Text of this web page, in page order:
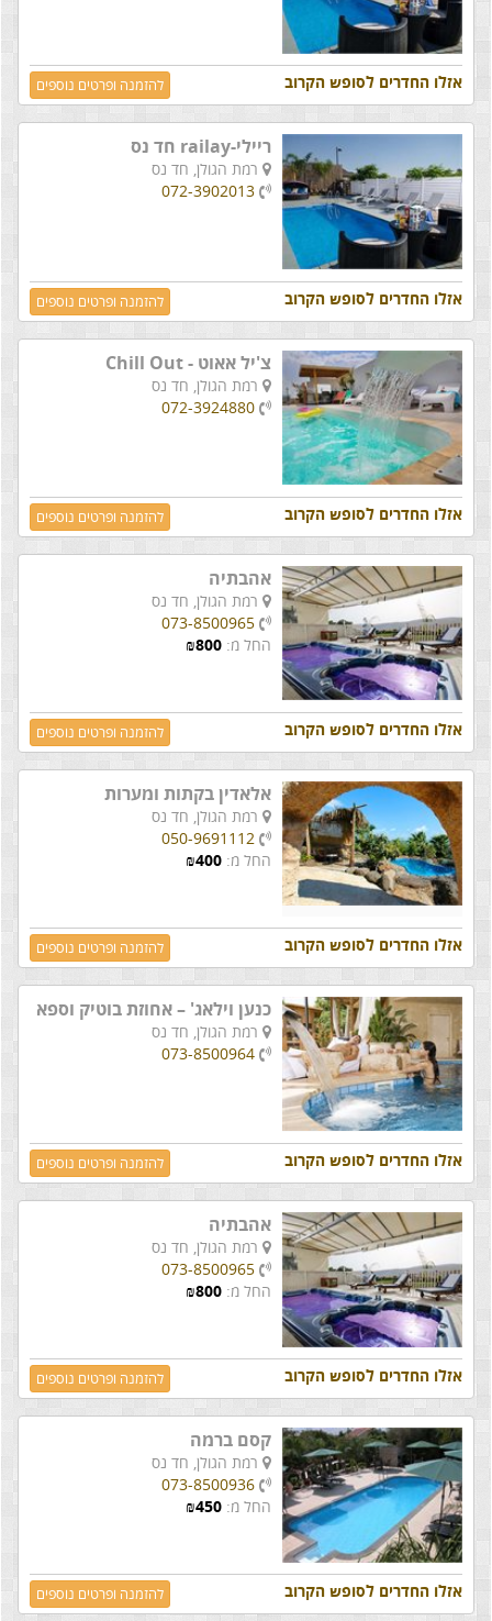
אזלו החדרים לסופש הקרוב להזמנה ופרטים נוספים
ריילי-railay חד נס
רמת הגולן, חד נס
072-3902013
אזלו החדרים לסופש הקרוב להזמנה ופרטים נוספים
צ'יל אאוט - Chill Out
רמת הגולן, חד נס
072-3924880
אזלו החדרים לסופש הקרוב להזמנה ופרטים נוספים
אהבתיה
רמת הגולן, חד נס
073-8500965
החל מ:
₪800
אזלו החדרים לסופש הקרוב להזמנה ופרטים נוספים
אלאדין בקתות ומערות
רמת הגולן, חד נס
050-9691112
החל מ:
₪400
אזלו החדרים לסופש הקרוב להזמנה ופרטים נוספים
כנען וילאג' – אחוזת בוטיק וספא
רמת הגולן, חד נס
073-8500964
אזלו החדרים לסופש הקרוב להזמנה ופרטים נוספים
אהבתיה
רמת הגולן, חד נס
073-8500965
החל מ:
₪800
אזלו החדרים לסופש הקרוב להזמנה ופרטים נוספים
קסם ברמה
רמת הגולן, חד נס
073-8500936
החל מ:
₪450
אזלו החדרים לסופש הקרוב להזמנה ופרטים נוספים